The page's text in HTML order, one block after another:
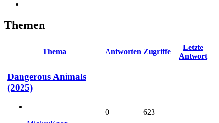
Themen
Thema Antworten Zugriffe
Letzte
Antwort
Dangerous Animals
(2025)
0 623